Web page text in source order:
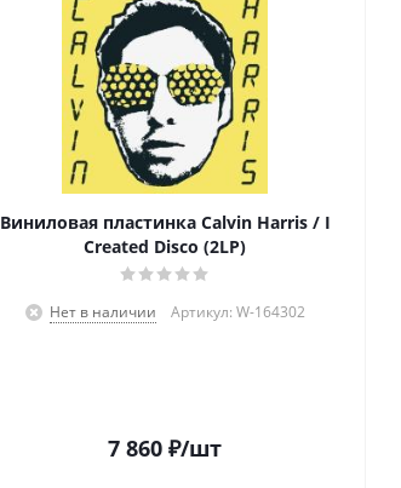
Виниловая пластинка Calvin Harris / I
Created Disco (2LP)
Нет в наличии Артикул: W-164302
7 860 ₽/шт